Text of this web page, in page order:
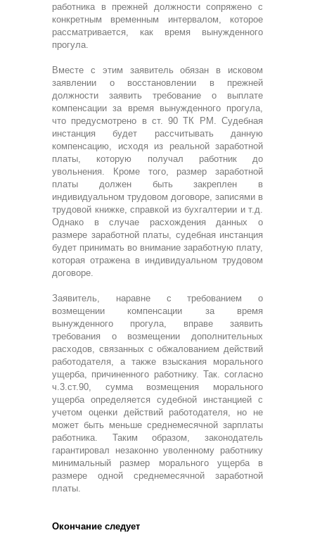
работника в прежней должности сопряжено с
конкретным временным интервалом, которое
рассматривается, как время вынужденного
прогула.
Вместе с этим заявитель обязан в исковом
заявлении о восстановлении в прежней
должности заявить требование о выплате
компенсации за время вынужденного прогула,
что предусмотрено в ст. 90 ТК РМ. Судебная
инстанция будет рассчитывать данную
компенсацию, исходя из реальной заработной
платы, которую получал работник до
увольнения. Кроме того, размер заработной
платы должен быть закреплен в
индивидуальном трудовом договоре, записями в
трудовой книжке, справкой из бухгалтерии и т.д.
Однако в случае расхождения данных о
размере заработной платы, судебная инстанция
будет принимать во внимание заработную плату,
которая отражена в индивидуальном трудовом
договоре.
Заявитель, наравне с требованием о
возмещении компенсации за время
вынужденного прогула, вправе заявить
требования о возмещении дополнительных
расходов, связанных с обжалованием действий
работодателя, а также взыскания морального
ущерба, причиненного работнику. Так. согласно
ч.3.ст.90, сумма возмещения морального
ущерба определяется судебной инстанцией с
учетом оценки действий работодателя, но не
может быть меньше среднемесячной зарплаты
работника. Таким образом, законодатель
гарантировал незаконно уволенному работнику
минимальный размер морального ущерба в
размере одной среднемесячной заработной
платы.
Окончание следует